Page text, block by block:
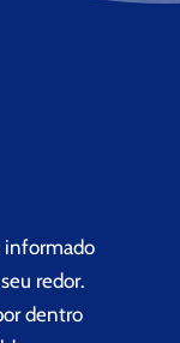
informado
redor.
dentro